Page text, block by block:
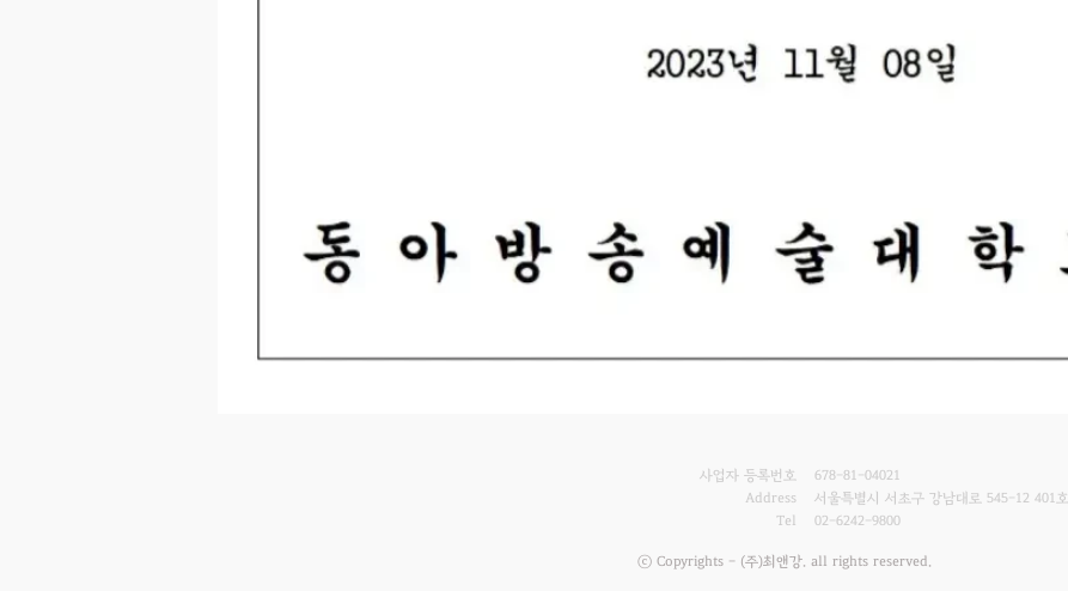
사업자 등록번호
Address
Tel
678-81-04021
서울특별시 서초구 강남대로 545-12 401호
02-6242-9800
ⓒ Copyrights - (주)최앤강. all rights reserved.